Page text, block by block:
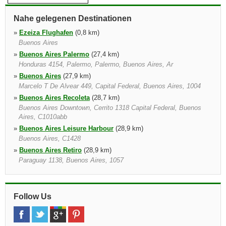
Nahe gelegenen Destinationen
» Ezeiza Flughafen (0,8 km)
Buenos Aires
» Buenos Aires Palermo (27,4 km)
Honduras 4154, Palermo, Palermo, Buenos Aires, Ar
» Buenos Aires (27,9 km)
Marcelo T De Alvear 449, Capital Federal, Buenos Aires, 1004
» Buenos Aires Recoleta(28,7 km)
Buenos Aires Downtown, Cerrito 1318 Capital Federal, Buenos
Aires, C1010abb
» Buenos Aires Leisure Harbour (28,9 km)
Buenos Aires, C1428
» Buenos Aires Retiro (28,9 km)
Paraguay 1138, Buenos Aires, 1057
5809 Del Libertador Ave, Buenos Aires, 1425
»Puerto Madero
Follow Us